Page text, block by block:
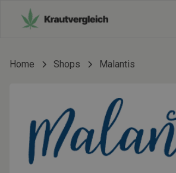
Home Shops Malantis